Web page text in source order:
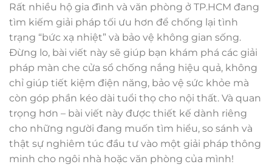
Rất nhiều hộ gia đình và văn phòng ở TP.HCM đang
tìm kiếm giải pháp tối ưu hơn để chống lại tình
trạng “bức xạ nhiệt” và bảo vệ không gian sống.
Đừng lo, bài viết này sẽ giúp bạn khám phá các giải
pháp màn che cửa sổ chống nắng hiệu quả, không
chỉ giúp tiết kiệm điện năng, bảo vệ sức khỏe mà
còn góp phần kéo dài tuổi thọ cho nội thất. Và quan
trọng hơn – bài viết này được thiết kế dành riêng
cho những người đang muốn tìm hiểu, so sánh và
thật sự nghiêm túc đầu tư vào một giải pháp thông
minh cho ngôi nhà hoặc văn phòng của mình!